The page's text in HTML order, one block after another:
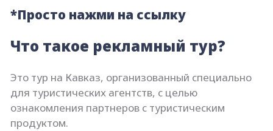
*Просто нажми на ссылку
Что такое рекламный тур?
Это тур на Кавказ, организованный специально
для туристических агентств, с целью
ознакомления партнеров с туристическим
продуктом.